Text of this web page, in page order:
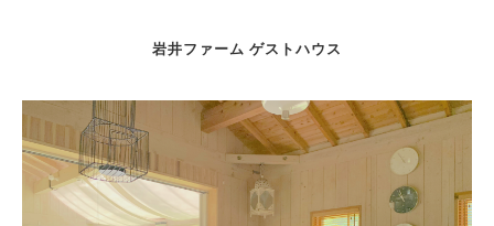
岩井ファーム ゲストハウス